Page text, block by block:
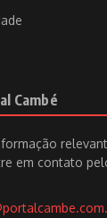
Cambé
em contato